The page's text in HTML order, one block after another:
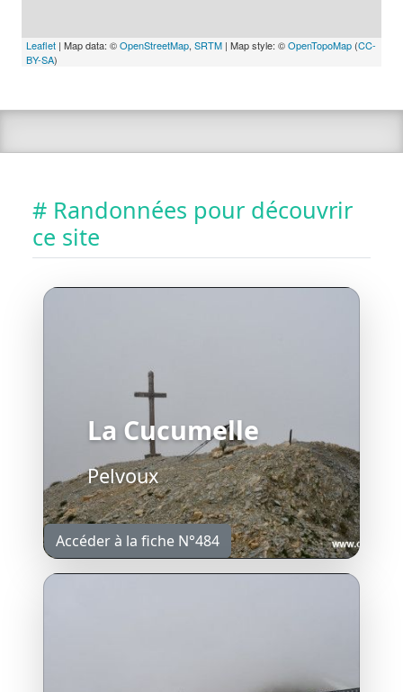
Leaflet | Map data: ©OpenStreetMap, SRTM | Map style: ©OpenTopoMap (CC-
BY-SA)
# Randonnées pour découvrir
ce site
La Cucumelle
Pelvoux
Accéder à la fiche N°484